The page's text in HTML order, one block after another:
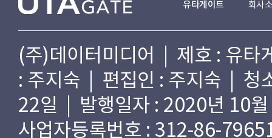
유타게이트 회사
(주)데이터미디어 | 제호 : 유
: 주지숙 | 편집인 : 주지숙 | 청
22일 | 발행일자 : 2020년 10
사업자등록번호 : 312-86-